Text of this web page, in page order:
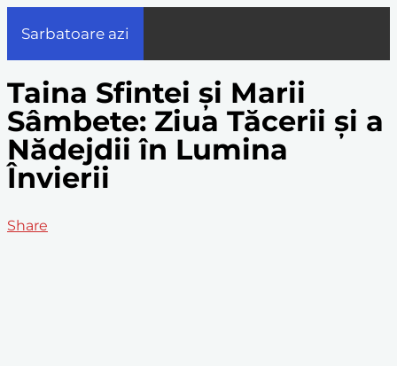
Sarbatoare azi
Taina Sfintei și Marii
Sâmbete: Ziua Tăcerii și a
Nădejdii în Lumina
Învierii
Share